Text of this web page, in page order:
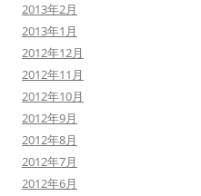
2013年2月
2013年1月
2012年12月
2012年11月
2012年10月
2012年9月
2012年8月
2012年7月
2012年6月